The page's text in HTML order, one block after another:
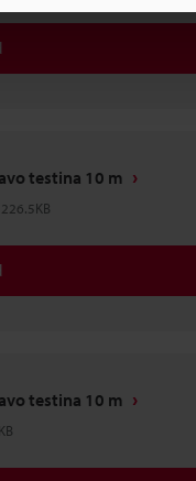
testina 10 m
226.5KB
testina 10 m